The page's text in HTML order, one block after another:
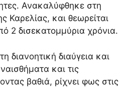
Ανακαλύφθηκε στη
Καρελίας, και θεωρείται
2 δισεκατομμύρια χρόνια.
διανοητική διαύγεια και
και τις
βαθιά, ρίχνει φως στις